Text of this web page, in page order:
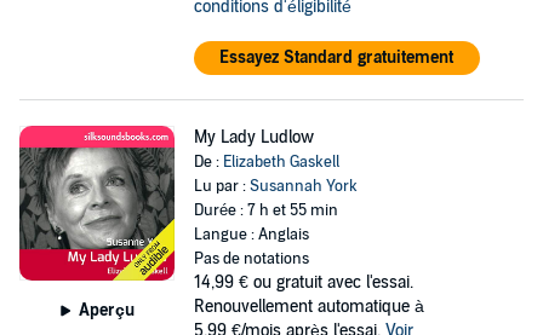
conditions d'éligibilité
Essayez Standard gratuitement
Aperçu
My Lady Ludlow
De : Elizabeth Gaskell
Lu par :Susannah York
Durée : 7 h et 55 min
Langue : Anglais
Pas de notations
14,99 € ou gratuit avec l'essai.
Renouvellement automatique à
5,99 €/mois après l'essai. Voir